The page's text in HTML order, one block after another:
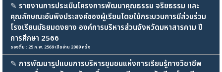
✎ รายงานการประเมินโครงการพัฒนาคุณธรรม จริยธรรม และ
คุณลักษณะอันพึงประสงค์ของผู้เรียนโดยใช้กระบวนการมีส่วนร่วม
โรงเรียนมัธยมดงยาง องค์การบริหารส่วนจังหวัดมหาสารคาม ปี
การศึกษา 2566
รองติ๋ม : 25 ก.พ. 2569 เปิดอ่าน 2089 ครั้ง
✎ การพัฒนารูปแบบการบริหารชุมชนแห่งการเรียนรู้ทางวิชาชีพ